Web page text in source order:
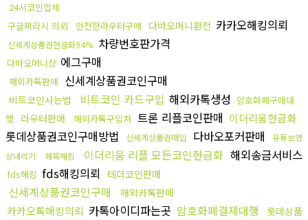
24시코인업체
구글찌라시 의뢰
안전한라우터구매 다바오머니환전 카카오해킹의뢰
신세계상품권현금화94% 차량번호판가격
다바오머니상 에그구매
해외카톡판매 신세계상품권코인구매
비트코인사는법 비트코인 카드구입 해외카톡생성 암호화폐구매대
행
라우터판매 해외카톡구입처 트론 리플코인판매 이더리움현금화
롯데상품권코인구매방법 신세계상품권매입 다바오포커판매
유튜브영
상내리기
페북해킹 이더리움 리플 모든코인현금화 해외송금서비스
fds해킹 fds해킹의뢰 테더코인판매
신세계상품권코인구매 해외카톡판매
카카오톡해킹의뢰 카톡아이디파는곳 암호화폐결제대행
롯데상품